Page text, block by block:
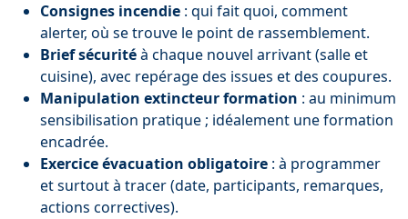
Consignes incendie : qui fait quoi, comment
alerter, où se trouve le point de rassemblement.
Brief sécuritéà chaque nouvel arrivant (salle et
cuisine), avec repérage des issues et des coupures.
Manipulation extincteur formation : au minimum
sensibilisation pratique ; idéalement une formation
encadrée.
Exercice évacuation obligatoire : à programmer
et surtout à tracer (date, participants, remarques,
actions correctives).